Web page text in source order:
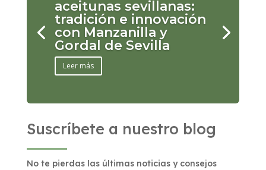
aceitunas sevillanas:
tradición e innovación
con Manzanilla y
Gordal de Sevilla
Leer más
Suscríbete a nuestro blog
No te pierdas las últimas noticias y consejos